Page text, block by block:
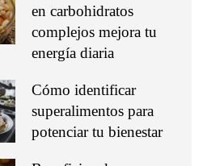
en carbohidratos
complejos mejora tu
energía diaria
Cómo identificar
superalimentos para
potenciar tu bienestar